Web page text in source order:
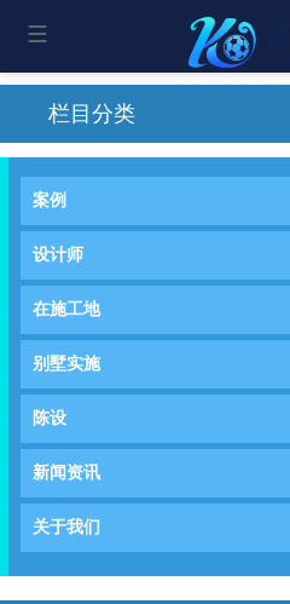
栏目分类
案例
设计师
在施工地
别墅实施
陈设
新闻资讯
关于我们